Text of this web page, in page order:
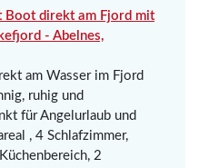
Boot direkt am Fjord mit
- Abelnes,
am Wasser im Fjord
ruhig und
für Angelurlaub und
, 4 Schlafzimmer,
2